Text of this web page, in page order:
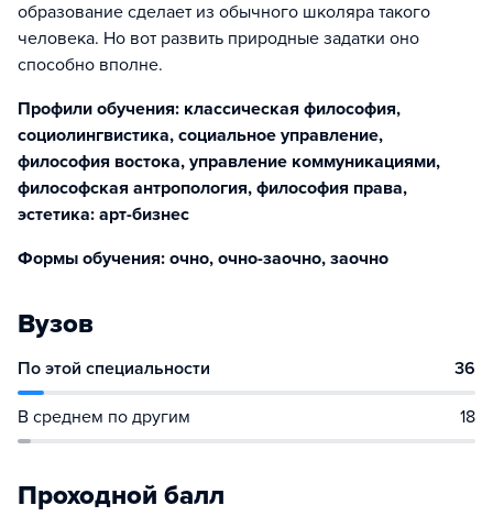
образование сделает из обычного школяра такого
человека. Но вот развить природные задатки оно
способно вполне.
Профили обучения: классическая философия,
социолингвистика, социальное управление,
философия востока, управление коммуникациями,
философская антропология, философия права,
эстетика: арт-бизнес
Формы обучения: очно, очно-заочно, заочно
Вузов
По этой специальности 36
В среднем по другим 18
Проходной балл